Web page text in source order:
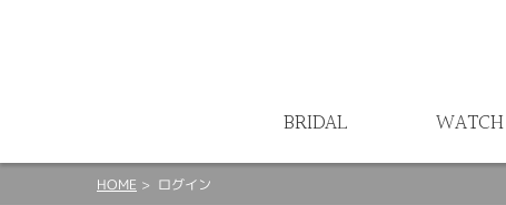
BRIDAL WATCH
HOME ログイン